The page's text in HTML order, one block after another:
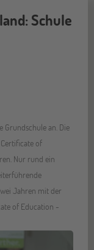
Schule
Grundschule an. Die
of
Nur rund ein
Jahren mit der
of Education -